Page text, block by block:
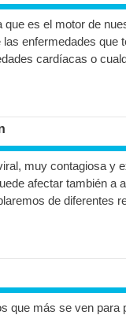
es el motor de
enfermedades que
cardíacas o
muy contagiosa y
afectar también a
de diferentes
que más se ven para